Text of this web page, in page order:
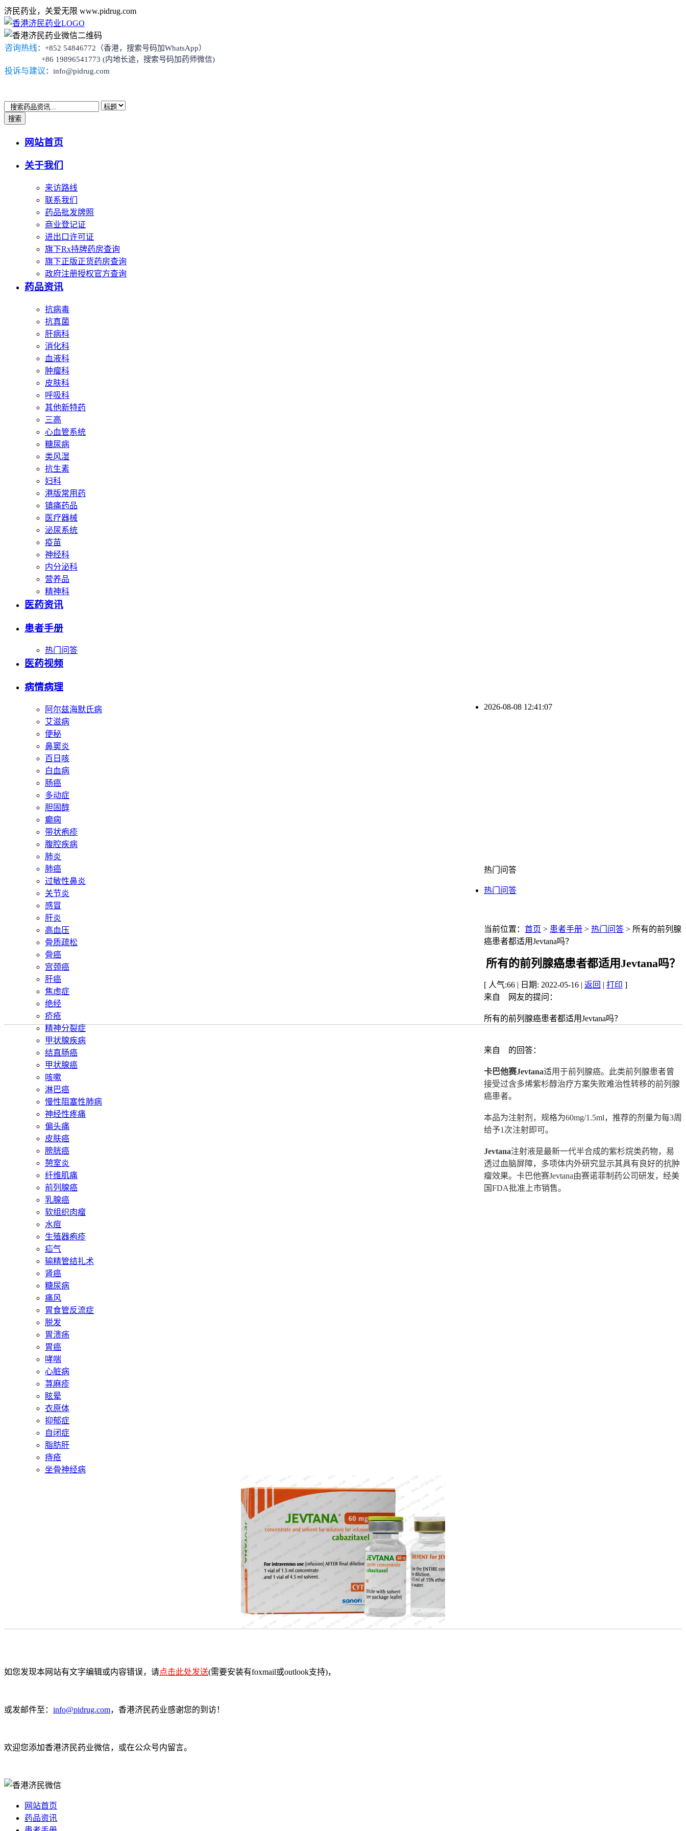
济民药业，关爱无限 www.pidrug.com
咨询热线：+852 54846772（香港，搜索号码加WhatsApp）
+86 19896541773 (内地长途，搜索号码加药师微信)
投诉与建议：info@pidrug.com
搜索
网站首页
关于我们
来访路线
联系我们
药品批发牌照
商业登记证
进出口许可证
旗下Rx持牌药房查询
旗下正版正货药房查询
政府注册授权官方查询
药品资讯
抗病毒
抗真菌
肝病科
消化科
血液科
肿瘤科
皮肤科
呼吸科
其他新特药
三高
心血管系统
糖尿病
类风湿
抗生素
妇科
港版常用药
镇痛药品
医疗器械
泌尿系统
疫苗
神经科
内分泌科
营养品
精神科
医药资讯
患者手册
热门问答
医药视频
病情病理
阿尔兹海默氏病
艾滋病
便秘
鼻窦炎
百日咳
白血病
肠癌
多动症
胆固醇
癫痫
带状疱疹
腹腔疾病
肺炎
肺癌
过敏性鼻炎
关节炎
感冒
肝炎
高血压
骨质疏松
骨癌
宫颈癌
肝癌
焦虑症
绝经
疥疮
精神分裂症
甲状腺疾病
结直肠癌
甲状腺癌
咳嗽
淋巴癌
慢性阻塞性肺病
神经性疼痛
偏头痛
皮肤癌
膀胱癌
憩室炎
纤维肌痛
前列腺癌
乳腺癌
软组织肉瘤
水痘
生殖器疱疹
疝气
输精管结扎术
肾癌
糖尿病
痛风
胃食管反流症
脱发
胃溃疡
胃癌
哮喘
心脏病
荨麻疹
眩晕
衣原体
抑郁症
自闭症
脂肪肝
痔疮
坐骨神经病
2026-08-08 12:41:07
热门问答
热门问答
当前位置： 首页 > 患者手册 > 热门问答 > 所有的前列腺
癌患者都适用Jevtana吗？
所有的前列腺癌患者都适用Jevtana吗？
[ 人气:66 | 日期: 2022-05-16 | 返回 | 打印 ]
来自
网友的提问：
所有的前列腺癌患者都适用Jevtana吗？
来自 的回答：
卡巴他赛Jevtana适用于前列腺癌。此类前列腺患者曾
接受过含多烯紫杉醇治疗方案失败难治性转移的前列腺
癌患者。
本品为注射剂，规格为60mg/1.5ml，推荐的剂量为每3周
给予1次注射即可。
Jevtana注射液是最新一代半合成的紫杉烷类药物，易
透过血脑屏障，多项体内外研究显示其具有良好的抗肿
瘤效果。卡巴他赛Jevtana由赛诺菲制药公司研发，经美
国FDA批准上市销售。
如您发现本网站有文字编辑或内容错误，请点击此处发送(需要安装有foxmail或outlook支持)，
或发邮件至： info@pidrug.com，香港济民药业感谢您的到访！
欢迎您添加香港济民药业微信，或在公众号内留言。
网站首页
药品资讯